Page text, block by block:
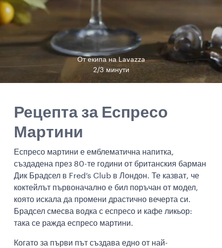
От екипа на Lavazza
2/3 минути
Рецепта за Еспресо
Мартини
Еспресо мартини е емблематична напитка,
създадена през 80-те години от британския барман
Дик Брадсел в Fred’s Club в Лондон. Те казват, че
коктейлът първоначално е бил поръчан от модел,
която искала да промени драстично вечерта си.
Брадсел смесва водка с еспресо и кафе ликьор:
така се ражда еспресо мартини.
Когато за първи път създава едно от най-